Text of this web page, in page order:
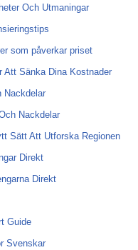
Och Utmaningar
som påverkar priset
Att Sänka Dina Kostnader
Nackdelar
Nackdelar
Sätt Att Utforska Regionen
Direkt
Direkt
Guide
Svenskar